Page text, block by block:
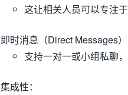
这让相关人员可以专注
即时消息（Direct Messages）
支持一对一或小组私聊
集成性：